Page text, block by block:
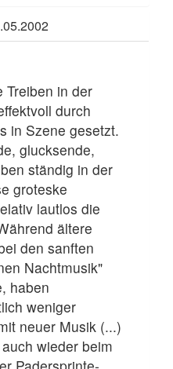
Treiben in der
durch
in Szene gesetzt.
glucksende,
ständig in der
groteske
lautlos die
ältere
den sanften
Nachtmusik"
haben
weniger
neuer Musik (...)
wieder beim